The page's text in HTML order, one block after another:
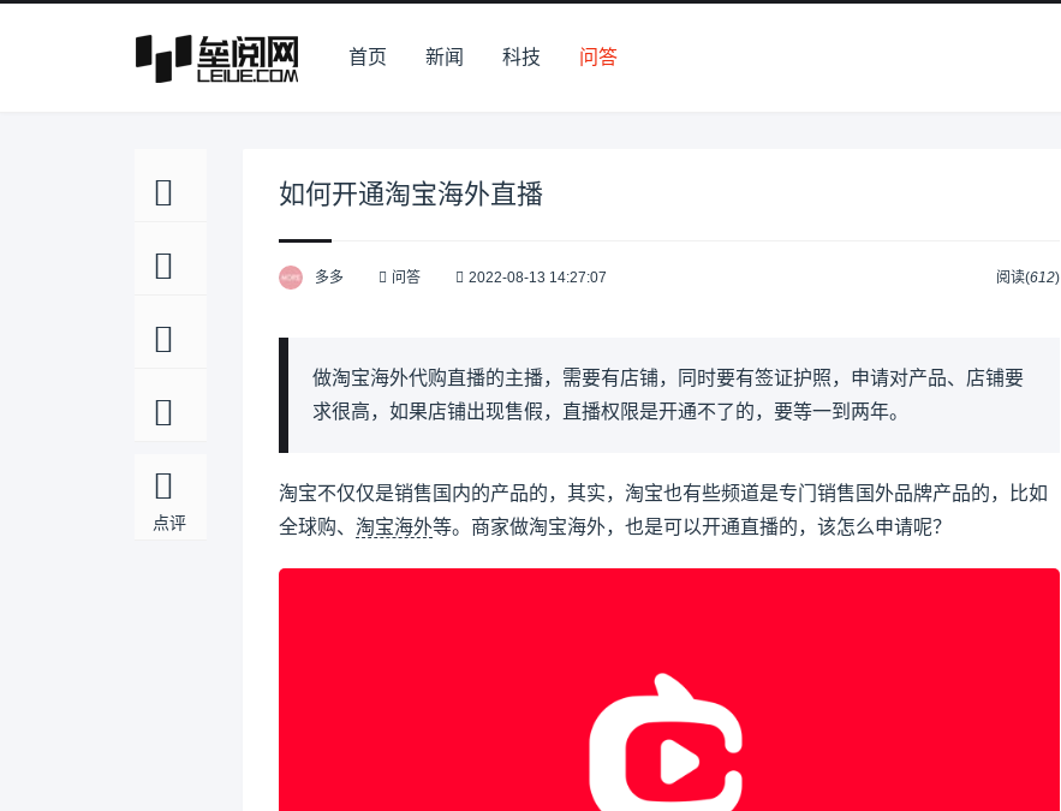
首页 新闻 科技 问答
点评
如何开通淘宝海外直播
多多 问答 2022-08-13 14:27:07 阅读(612)
做淘宝海外代购直播的主播，需要有店铺，同时要有签证护照，申请对产品、店铺要
求很高，如果店铺出现售假，直播权限是开通不了的，要等一到两年。
淘宝不仅仅是销售国内的产品的，其实，淘宝也有些频道是专门销售国外品牌产品的，比如
全球购、 淘宝海外等。商家做淘宝海外，也是可以开通直播的，该怎么申请呢？